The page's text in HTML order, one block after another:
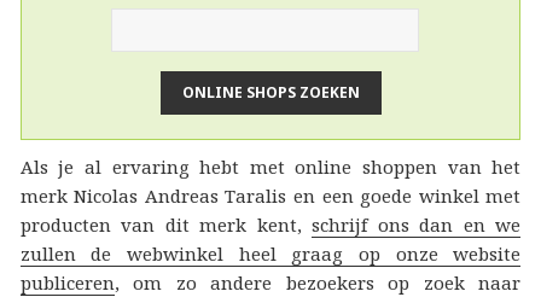
Als je al ervaring hebt met online shoppen van het
merk Nicolas Andreas Taralis en een goede winkel met
producten van dit merk kent,schrijf ons dan en we
zullen de webwinkel heel graag op onze website
publiceren, om zo andere bezoekers op zoek naar